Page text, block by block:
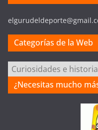
Categorías de la Web
Categorías
la
¿Necesitas mucho